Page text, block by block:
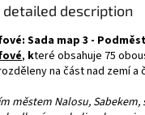
detailed description
Sada map 3 -
, které obsahuje 75
na část nad zemí a
městem Nalosu,